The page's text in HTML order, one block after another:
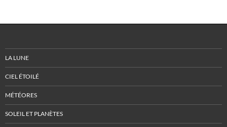
LA LUNE
CIEL ÉTOILÉ
MÉTÉORES
SOLEIL ET PLANÈTES